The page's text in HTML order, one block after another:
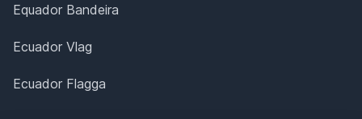
Equador Bandeira
Ecuador Vlag
Ecuador Flagga